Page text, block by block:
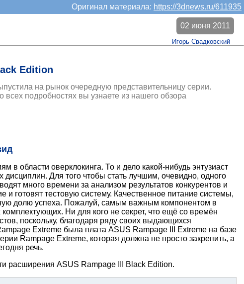
Оригинал материала: https://3dnews.ru/611935
Edition
на рынок очередную представительницу серии.
подробностях вы узнаете из нашего обзора
02 июня 2011
Игорь Свадковский
области оверклокинга. То и дело какой-нибудь энтузиаст
Для того чтобы стать лучшим, очевидно, одного
много времени за анализом результатов конкурентов и
готовят тестовую систему. Качественное питание системы,
долю успеха. Пожалуй, самым важным компонентом в
Ни для кого не секрет, что ещё со времён
поскольку, благодаря ряду своих выдающихся
Extreme была плата ASUS Rampage III Extreme на базе
Rampage Extreme, которая должна не просто закрепить, а
речь.
расширения ASUS Rampage III Black Edition.